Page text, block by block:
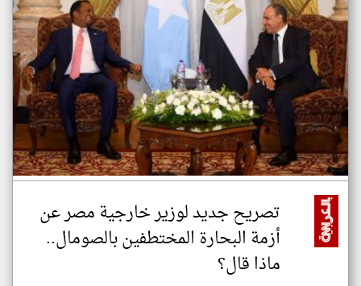
تصريح جديد لوزير خارجية مصر عن
أزمة البحارة المختطفين بالصومال..
ماذا قال؟